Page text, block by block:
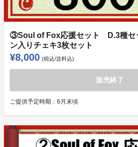
③Soul of Fox応援セット D.3種セ
ン入りチェキ3枚セット
¥8,000 (税込/送料込)
販売終了
ご提供予定時期： 6月末頃